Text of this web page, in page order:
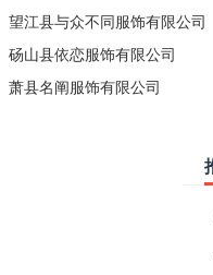
望江县与众不同服饰有限公司
砀山县依恋服饰有限公司
萧县名阐服饰有限公司